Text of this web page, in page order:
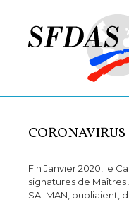
Fin Janvier 2020, le
signatures de Maîtres
SALMAN, publiaient,